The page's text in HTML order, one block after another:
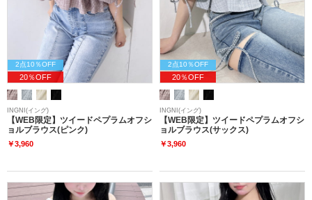
2点10％OFF
20％OFF
INGNI(イング)
【WEB限定】ツイードペプラムオフシ
ョルブラウス(ピンク)
￥3,960
2点10％OFF
20％OFF
INGNI(イング)
【WEB限定】ツイードペプラムオフシ
ョルブラウス(サックス)
￥3,960